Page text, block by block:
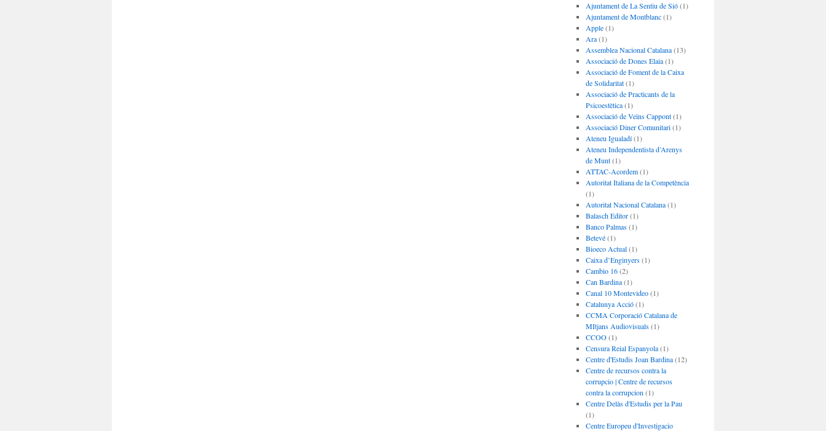
Ajuntament de La Sentiu de Sió(1)
Ajuntament de Montblanc(1)
Apple(1)
Ara(1)
Assemblea Nacional Catalana(13)
Associació de Dones Elaia(1)
Associació de Foment de la Caixa
de Solidaritat(1)
Associació de Practicants de la
Psicoestètica(1)
Associació de Veïns Cappont(1)
Associació Diner Comunitari(1)
Ateneu Igualadí(1)
Ateneu Independentista d’Arenys
de Munt(1)
ATTAC-Acordem(1)
Autoritat Italiana de la Competència
(1)
Autoritat Nacional Catalana(1)
Balasch Editor(1)
Banco Palmas(1)
Betevé(1)
Bioeco Actual(1)
Caixa d’Enginyers(1)
Cambio 16(2)
Can Bardina(1)
Canal 10 Montevideo(1)
Catalunya Acció(1)
CCMA Corporació Catalana de
MItjans Audiovisuals(1)
CCOO(1)
Censura Reial Espanyola(1)
Centre d'Estudis Joan Bardina(12)
Centre de recursos contra la
corrupcio | Centre de recursos
contra la corrupcion (1)
Centre Delàs d'Estudis per la Pau
(1)
Centre Europeu d'Investigacio